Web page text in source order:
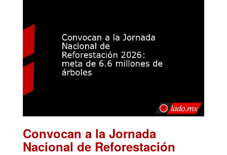
Convocan a la Jornada
Nacional de Reforestación